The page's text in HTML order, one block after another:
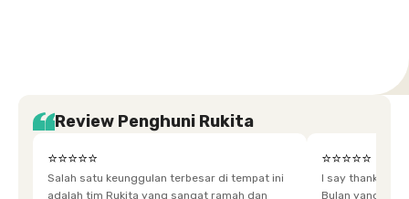
Review Penghuni Rukita
⭐⭐⭐⭐⭐
Salah satu keunggulan terbesar di tempat ini
adalah tim Rukita yang sangat ramah dan
⭐⭐⭐⭐⭐
I say thankyou
Bulan yang super happy! banyak